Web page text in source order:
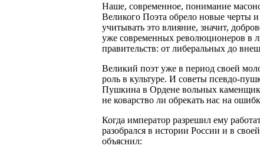
Наше, современное, понимание
Великого Поэта обрело новые черты
учитывать это влияние, значит,
уже современных революционеров в
правительств: от либеральных до
Великий поэт уже в период своей
роль в культуре. И советы псевдо-
Пушкина в Ордене вольных
не коварство ли обрекать нас на
Когда император разрешил ему
разобрался в истории России и в
объяснил: